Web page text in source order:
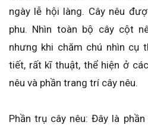
ngày lễ hội làng. Cây nêu
phu. Nhìn toàn bộ cây cột
nhưng khi chăm chú nhìn cụ
tiết, rất kĩ thuật, thể hiện ở
nêu và phần trang trí cây nêu.
Phần trụ cây nêu: Đây là